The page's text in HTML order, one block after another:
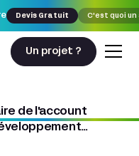
Devis Gratuit C'est quoi un
Un projet ?
de l'account